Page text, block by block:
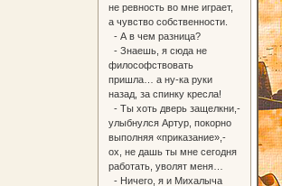
не ревность во мне играет,
а чувство собственности.
- А в чем разница?
- Знаешь, я сюда не
философствовать
пришла… а ну-ка руки
назад, за спинку кресла!
- Ты хоть дверь защелкни,-
улыбнулся Артур, покорно
выполняя «приказание»,-
ох, не дашь ты мне сегодня
работать, уволят меня…
- Ничего, я и Михалыча